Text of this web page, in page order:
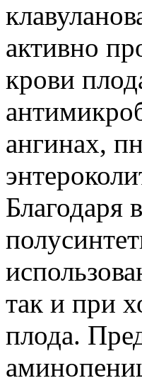
активно
крови
ангинах,
Благодаря
так и при
плода.